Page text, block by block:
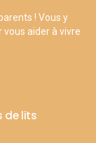
! Vous y
aider à vivre
de lits